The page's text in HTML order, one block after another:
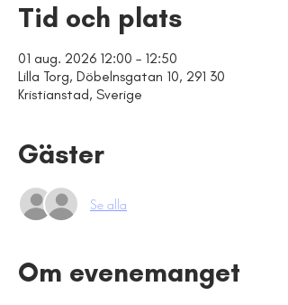
Tid och plats
01 aug. 2026 12:00 – 12:50
Lilla Torg, Döbelnsgatan 10, 291 30
Kristianstad, Sverige
Gäster
Se alla
Om evenemanget